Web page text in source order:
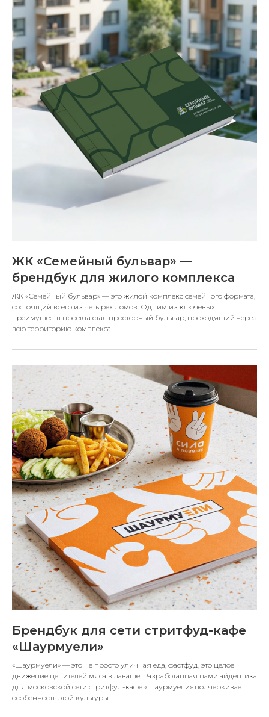
ЖК «Семейный бульвар» —
брендбук для жилого комплекса
ЖК «Семейный бульвар» — это жилой комплекс семейного формата,
состоящий всего из четырёх домов. Одним из ключевых
преимуществ проекта стал просторный бульвар, проходящий через
всю территорию комплекса.
Брендбук для сети стритфуд-кафе
«Шаурмуели»
«Шаурмуели» — это не просто уличная еда, фастфуд, это целое
движение ценителей мяса в лаваше. Разработанная нами айдентика
для московской сети стритфуд-кафе «Шаурмуели» подчеркивает
особенность этой культуры.